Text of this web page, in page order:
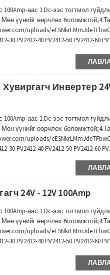
100Amp-аас 1.Dc-ээс тогтмол
Мөн үүнийг өөрчлөх
uploads/
30 PV2412-40 PV2412-50 PV2412-
Хувиргагч Инвертер
100Amp-аас 1.Dc-ээс тогтмол
Мөн үүнийг өөрчлөх
uploads/
30 PV2412-40 PV2412-50 PV2412-
Гаралтын чадал00 mp (
24V - 12V 100Amp
100Amp-аас 1.Dc-ээс тогтмол
Мөн үүнийг өөрчлөх
uploads/
30 PV2412-40 PV2412-50 PV2412-